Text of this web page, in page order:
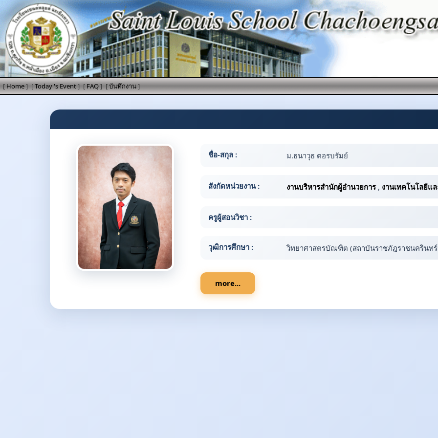
[Home] [Today 's Event] [FAQ] [บันทึกงาน]
ชื่อ-สกุล : ม.ธนาวุธ ตอรบรัมย์
สังกัดหน่วยงาน : งานบริหารสำนักผู้อำนวยการ, งานเทคโนโลยีแ
ครูผู้สอนวิชา :
วุฒิการศึกษา : วิทยาศาสตรบัณฑิต (สถาบันราชภัฎราชนครินท
more...